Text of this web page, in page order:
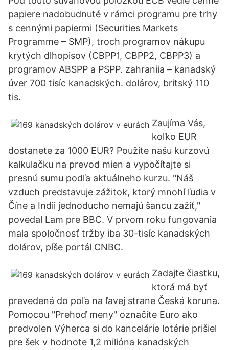
papiere nadobudnuté v rámci programu pre trhy
s cennými papiermi (Securities Markets
Programme – SMP), troch programov nákupu
krytých dlhopisov (CBPP1, CBPP2, CBPP3) a
programov ABSPP a PSPP. zahraniia – kanadský
úver 700 tisíc kanadských. dolárov, britský 110
tis.
Zaujíma Vás,
koľko EUR
dostanete za 1000 EUR? Použite našu kurzovú
kalkulačku na prevod mien a vypočítajte si
presnú sumu podľa aktuálneho kurzu. "Náš
vzduch predstavuje zážitok, ktorý mnohí ľudia v
Číne a Indii jednoducho nemajú šancu zažiť,"
povedal Lam pre BBC. V prvom roku fungovania
mala spoločnosť tržby iba 30-tisíc kanadských
dolárov, píše portál CNBC.
Zadajte čiastku,
ktorá má byť
prevedená do poľa na ľavej strane Česká koruna.
Pomocou "Prehoď meny" označíte Euro ako
predvolen Výherca si do kancelárie lotérie prišiel
pre šek v hodnote 1,2 milióna kanadských